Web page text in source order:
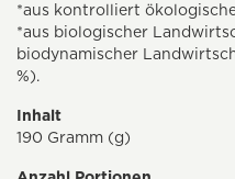
*aus kontrolliert
*aus biologischer
biodynamischer
%).
Inhalt
190 Gramm (g)